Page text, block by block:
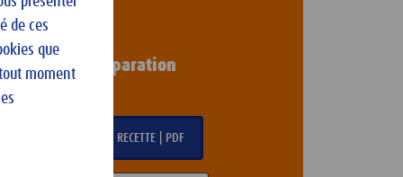
Portions
6
Temps de préparation
< 30 minutes
TÉLÉCHARGER LA RECETTE | PDF
de ces
que
moment